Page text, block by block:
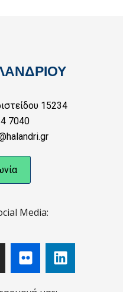
15234
7040
Media: